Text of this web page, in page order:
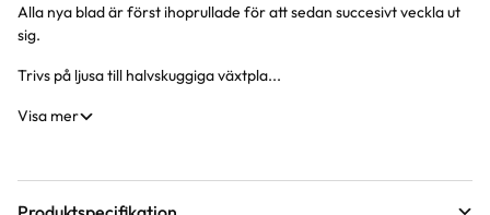
Alla nya blad är först ihoprullade för att sedan succesivt veckla ut
sig.
Trivs på ljusa till halvskuggiga växtpla...
Visa mer